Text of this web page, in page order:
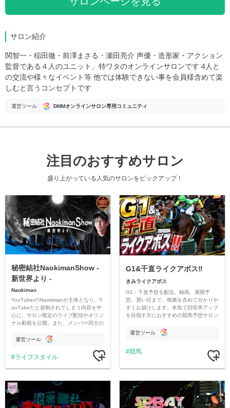
サロン紹介
関智一・稲田徹・前澤まさる・瀬田亮介 声優・造形家・アクション
監督である４人のユニット、特ワタのオンラインサロンです 4人と
の交流や様々なイベント等 他では体験できない事を会員様含めて楽
しむと言うコンセプトです
運営ツール DMMオンラインサロン専用コミュニティ
注目のおすすめサロン
盛り上がっている人気のサロンをピックアップ！
秘密結社NaokimanShow -
新世界より -
Naokiman
YouTuberのNaokimanが主体となり、Y
ouTubeだと規制されてしまう内容を中
心に、サロン限定のライブ配信やオリジ
ナル動画を公開。また、メンバー同士の
ただいています。
運営ツール
ライフスタイル
G1&千直ライクアボス‼️
きみライクアボス
G1・千直予想を配信。軸馬、展開予
想、買い目まで、根拠を含めて分かりや
すくお届けします。本気で回収率アップ
を目指す方におすすめの競馬予想サロン
運営ツール
競馬